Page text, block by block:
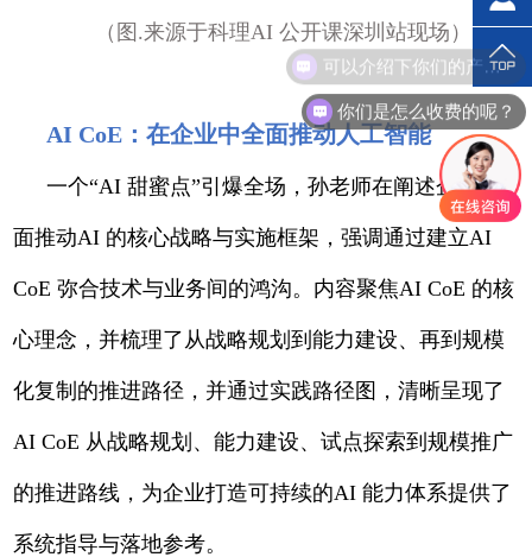
（图.来源于科理AI 公开课深圳站现场）
AI CoE：在企业中全面推动人工智能
一个“AI 甜蜜点”引爆全场，孙老师在阐述企业全
面推动AI 的核心战略与实施框架，强调通过建立AI
CoE 弥合技术与业务间的鸿沟。内容聚焦AI CoE 的核
心理念，并梳理了从战略规划到能力建设、再到规模
化复制的推进路径，并通过实践路径图，清晰呈现了
AI CoE 从战略规划、能力建设、试点探索到规模推广
的推进路线，为企业打造可持续的AI 能力体系提供了
系统指导与落地参考。
你们是怎么收费的呢？